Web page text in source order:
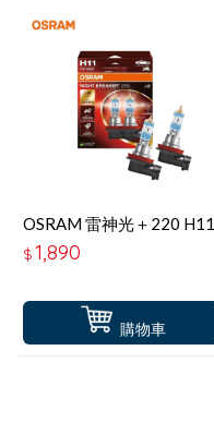
購物車
OSRAM 雷神光＋220 H11
64211NB【升級版】
$1,890